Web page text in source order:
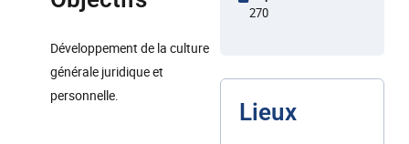
Développement de la culture
générale juridique et
personnelle.
270
Lieux